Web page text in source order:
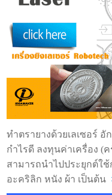
ทำตรายางด้วยเลเซอร์
กำไรดี ลงทุนค่าเครื่อง (ค
สามารถนำไปประยุกต์ใ
อะคริลิก หนัง ผ้า เป็นต้น